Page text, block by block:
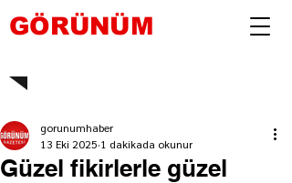
GÖRÜNÜM
Güzel fikirlerle güzel
gorunumhaber
13 Eki 2025 1 dakikada okunur